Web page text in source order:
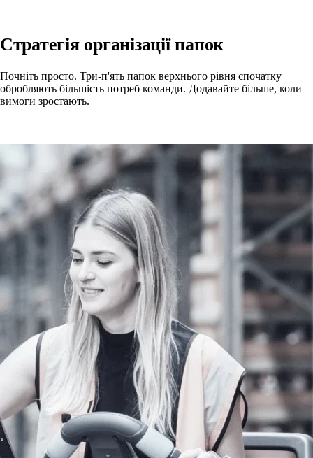
Стратегія організації папок
Почніть просто. Три-п'ять папок верхнього рівня спочатку
обробляють більшість потреб команди. Додавайте більше, коли
вимоги зростають.